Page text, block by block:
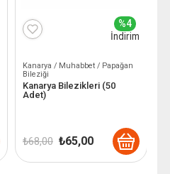
%4
İndirim
Kanarya / Muhabbet / Papağan
Bileziği
Kanarya Bilezikleri (50
Adet)
₺68,00 Orijinal
₺ 68,00.
₺65,00Şu
andaki
fiyat: